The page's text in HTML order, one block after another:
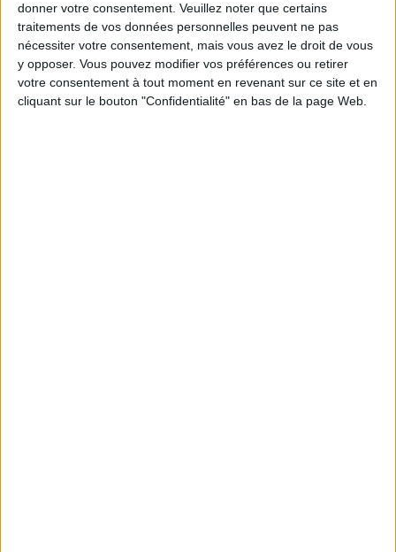
donner votre consentement. Veuillez noter que certains
traitements de vos données personnelles peuvent ne pas
nécessiter votre consentement, mais vous avez le droit de vous
y opposer. Vous pouvez modifier vos préférences ou retirer
votre consentement à tout moment en revenant sur ce site et en
cliquant sur le bouton "Confidentialité" en bas de la page Web.